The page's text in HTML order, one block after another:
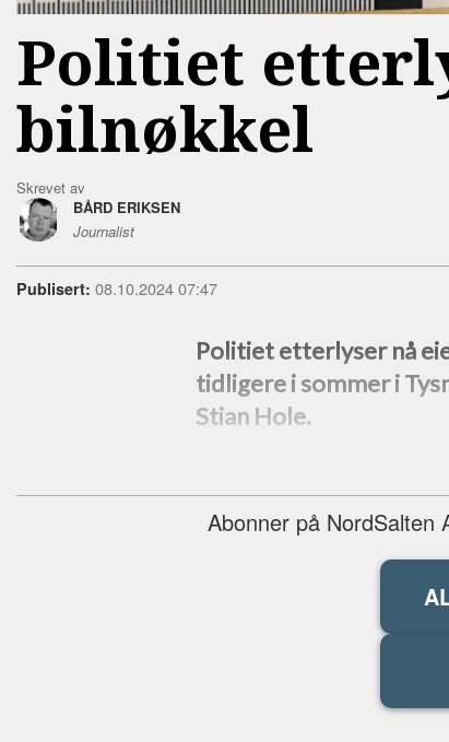
Politiet
bilnøkkel
Skrevet av
BÅRD ERIKSEN
Journalist
Publisert: 08.10.2024 07:47
Politiet etterlyser nå
tidligere i sommer i
Stian Hole.
Abonner på NordSalten